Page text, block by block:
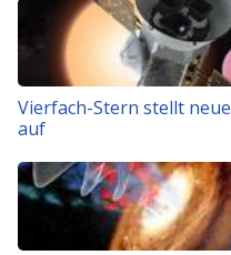
Vierfach-Stern stellt
auf